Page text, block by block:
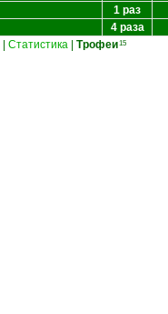
1 раз
4 раза
Статистика Трофеи15